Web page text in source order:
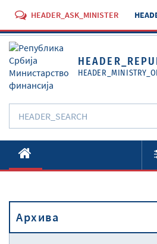
HEADER_ASK_MINISTER
O Министарству
Активности
Прописи
Архива